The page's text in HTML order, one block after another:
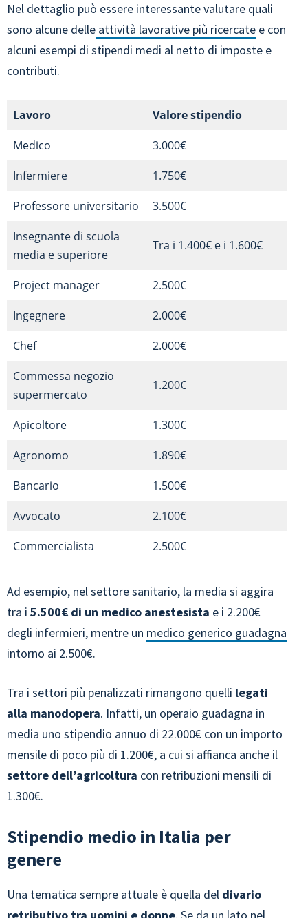
Nel dettaglio può essere interessante valutare quali
sono alcune delle attività lavorative più ricercate e con
alcuni esempi di stipendi medi al netto di imposte e
contributi.
Lavoro
Valore stipendio
Medico
3.000€
Infermiere
1.750€
Professore universitario
3.500€
Insegnante di scuola
media e superiore
Tra i 1.400€ e i 1.600€
Project manager
2.500€
Ingegnere
2.000€
Chef
2.000€
Commessa negozio
supermercato
1.200€
Apicoltore
1.300€
Agronomo
1.890€
Bancario
1.500€
Avvocato
2.100€
Commercialista
2.500€
Ad esempio, nel settore sanitario, la media si aggira
tra i 5.500€ di un medico anestesista e i 2.200€
degli infermieri, mentre un medico generico guadagna
intorno ai 2.500€.
Tra i settori più penalizzati rimangono quelli legati
alla manodopera. Infatti, un operaio guadagna in
media uno stipendio annuo di 22.000€ con un importo
mensile di poco più di 1.200€, a cui si affianca anche il
settore dell’agricoltura con retribuzioni mensili di
1.300€.
Stipendio medio in Italia per
genere
Una tematica sempre attuale è quella del divario